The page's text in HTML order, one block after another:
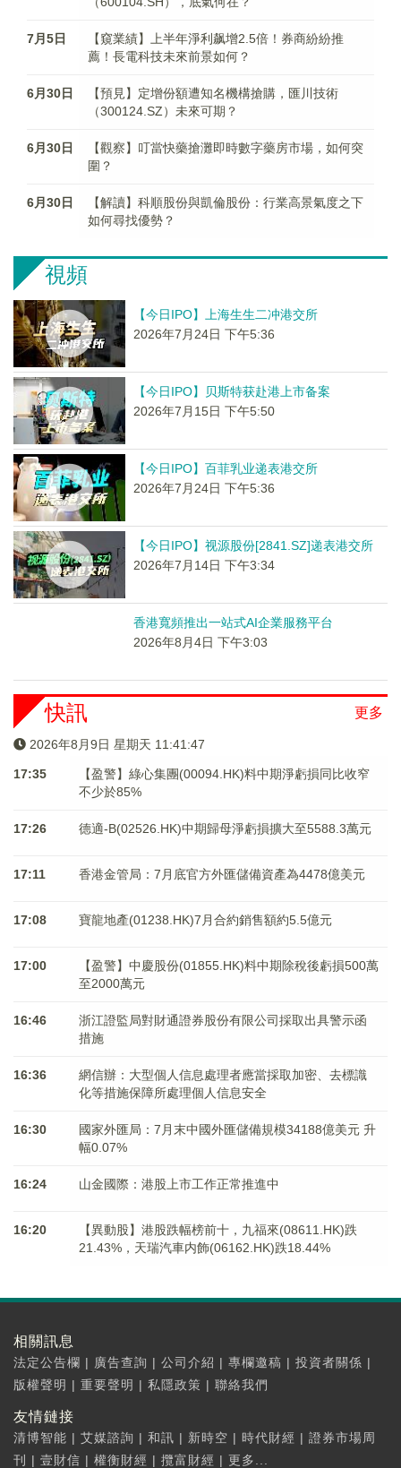
7月5日
【窺業績】上半年淨利飙增2.5倍！券商紛紛推
薦！長電科技未來前景如何？
6月30日
【預見】定增份額遭知名機構搶購，匯川技術
（300124.SZ）未來可期？
6月30日
【觀察】叮當快藥搶灘即時數字藥房市場，如何突
圍？
6月30日
【解讀】科順股份與凱倫股份：行業高景氣度之下
如何尋找優勢？
視頻
【今日IPO】上海生生二冲港交所
2026年7月24日 下午5:36
【今日IPO】贝斯特获赴港上市备案
2026年7月15日 下午5:50
【今日IPO】百菲乳业递表港交所
2026年7月24日 下午5:36
【今日IPO】视源股份[2841.SZ]递表港交所
2026年7月14日 下午3:34
香港寬頻推出一站式AI企業服務平台
2026年8月4日 下午3:03
更多
快訊
2026年8月9日 星期天 11:41:48
17:35
【盈警】綠心集團(00094.HK)料中期淨虧損同比收窄
不少於85%
17:26 德適-B(02526.HK)中期歸母淨虧損擴大至5588.3萬元
17:11 香港金管局：7月底官方外匯儲備資產為4478億美元
17:08 寶龍地產(01238.HK)7月合約銷售額約5.5億元
17:00
【盈警】中慶股份(01855.HK)料中期除稅後虧損500萬
至2000萬元
16:46
浙江證監局對財通證券股份有限公司採取出具警示函
措施
16:36
網信辦：大型個人信息處理者應當採取加密、去標識
化等措施保障所處理個人信息安全
16:30
國家外匯局：7月末中國外匯儲備規模34188億美元 升
幅0.07%
16:24 山金國際：港股上市工作正常推進中
16:20
【異動股】港股跌幅榜前十，九福來(08611.HK)跌
21.43%，天瑞汽車内飾(06162.HK)跌18.44%
相關訊息
法定公告欄 | 廣告查詢 | 公司介紹 | 專欄邀稿 | 投資者關係 |
版權聲明 | 重要聲明 | 私隱政策 | 聯絡我們
友情鏈接
清博智能 | 艾媒諮詢 | 和訊 | 新時空 | 時代財經 | 證券市場周
刊
| 壹財信 | 權衡財經 | 攬富財經 | 更多...